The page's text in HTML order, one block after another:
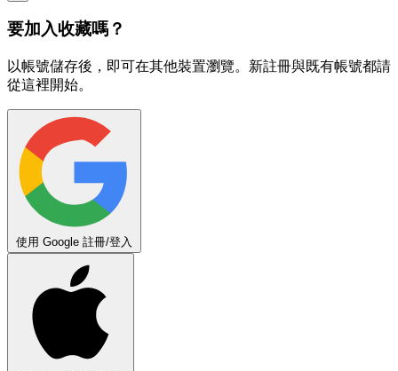
要加入收藏嗎？
以帳號儲存後，即可在其他裝置瀏覽。新註冊與既有帳號都請
從這裡開始。
使用 Google 註冊/登入